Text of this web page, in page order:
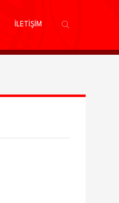
İLETİŞİM